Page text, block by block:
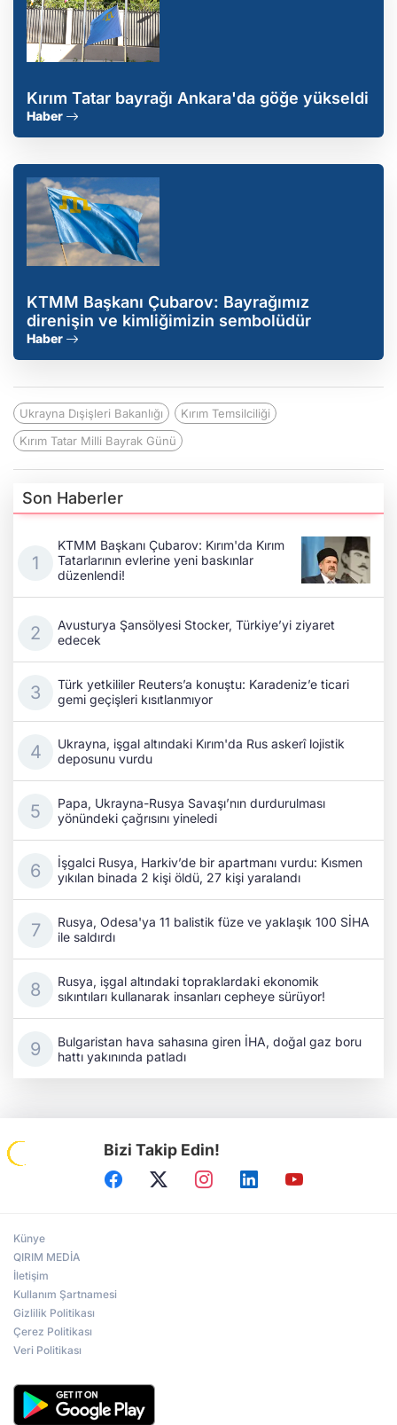
Kırım Tatar bayrağı Ankara'da göğe yükseldi
Haber
KTMM Başkanı Çubarov: Bayrağımız
direnişin ve kimliğimizin sembolüdür
Haber
Ukrayna Dışişleri Bakanlığı
Kırım Temsilciliği
Kırım Tatar Milli Bayrak Günü
Son Haberler
KTMM Başkanı Çubarov: Kırım'da Kırım
Tatarlarının evlerine yeni baskınlar
düzenlendi!
Avusturya Şansölyesi Stocker, Türkiye’yi ziyaret
edecek
Türk yetkililer Reuters’a konuştu: Karadeniz’e ticari
gemi geçişleri kısıtlanmıyor
Ukrayna, işgal altındaki Kırım'da Rus askerî lojistik
deposunu vurdu
Papa, Ukrayna-Rusya Savaşı’nın durdurulması
yönündeki çağrısını yineledi
İşgalci Rusya, Harkiv’de bir apartmanı vurdu: Kısmen
yıkılan binada 2 kişi öldü, 27 kişi yaralandı
Rusya, Odesa'ya 11 balistik füze ve yaklaşık 100 SİHA
ile saldırdı
Rusya, işgal altındaki topraklardaki ekonomik
sıkıntıları kullanarak insanları cepheye sürüyor!
Bulgaristan hava sahasına giren İHA, doğal gaz boru
hattı yakınında patladı
Bizi Takip Edin!
Künye
QIRIM MEDİA
İletişim
Kullanım Şartnamesi
Gizlilik Politikası
Çerez Politikası
Veri Politikası